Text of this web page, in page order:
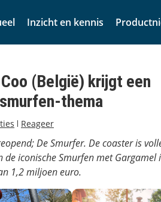
Inzicht en kennis
(België) krijgt een
thema
Reageer
De Smurfer. De coaster is
iconische Smurfen met Gargamel
1,2 miljoen euro.